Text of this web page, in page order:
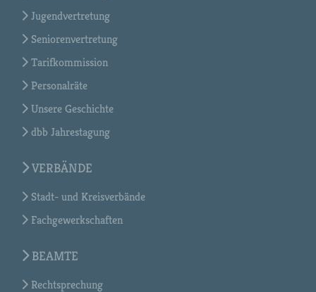
Jugendvertretung
Seniorenvertretung
Tarifkommission
Personalräte
Unsere Geschichte
dbb Jahrestagung
VERBÄNDE
Stadt- und Kreisverbände
Fachgewerkschaften
BEAMTE
Rechtsprechung